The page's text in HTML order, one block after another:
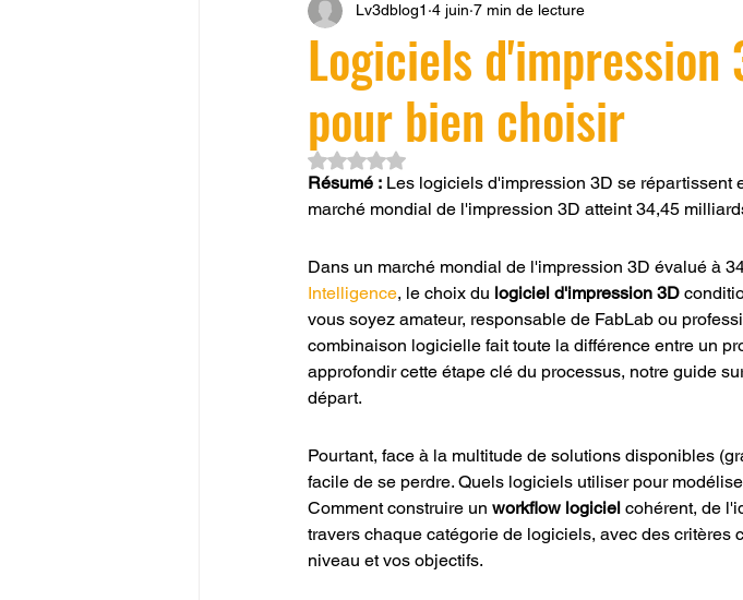
Logiciels
pour bien choisir
Lv3dblog1 4 juin 7 min de lecture
Noté NaN étoiles sur 5.
Résumé : Les logiciels d'impression 3D se répartissent
marché mondial de l'impression 3D atteint 34,45
Dans un marché mondial de l'impression 3D évalué à
Intelligence, le choix du logiciel d'impression 3D
vous soyez amateur, responsable de FabLab ou
combinaison logicielle fait toute la différence entre un
approfondir cette étape clé du processus, notre guide
départ.
Pourtant, face à la multitude de solutions disponibles
facile de se perdre. Quels logiciels utiliser pour
Comment construire un workflow logiciel cohérent, de
travers chaque catégorie de logiciels, avec des critères
niveau et vos objectifs.